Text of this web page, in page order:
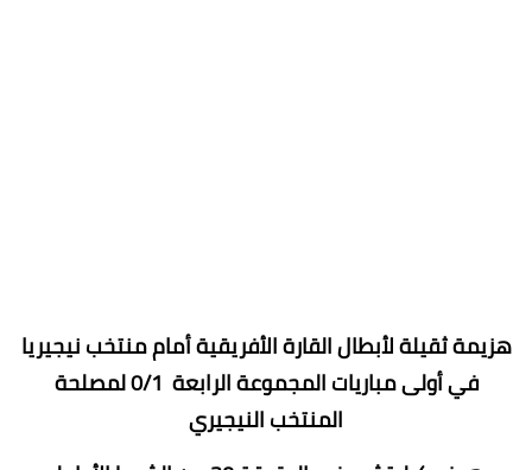
هزيمة ثقيلة لأبطال القارة الأفريقية أمام منتخب نيجيريا
في أولى مباريات المجموعة الرابعة 0/1 لمصلحة
المنتخب النيجيري